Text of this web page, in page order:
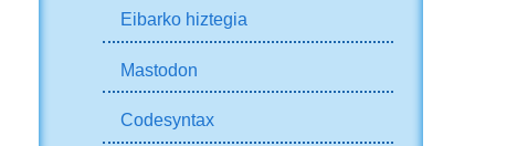
Eibarko hiztegia
Mastodon
Codesyntax